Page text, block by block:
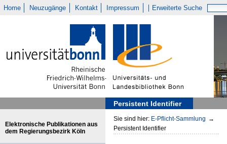
Home Neuzugänge Kontakt Impressum Erweiterte Suche
Persistent Identifier
Elektronische Publikationen aus
dem Regierungsbezirk Köln
Sie sind hier: E-Pflicht-Sammlung →
Persistent Identifier